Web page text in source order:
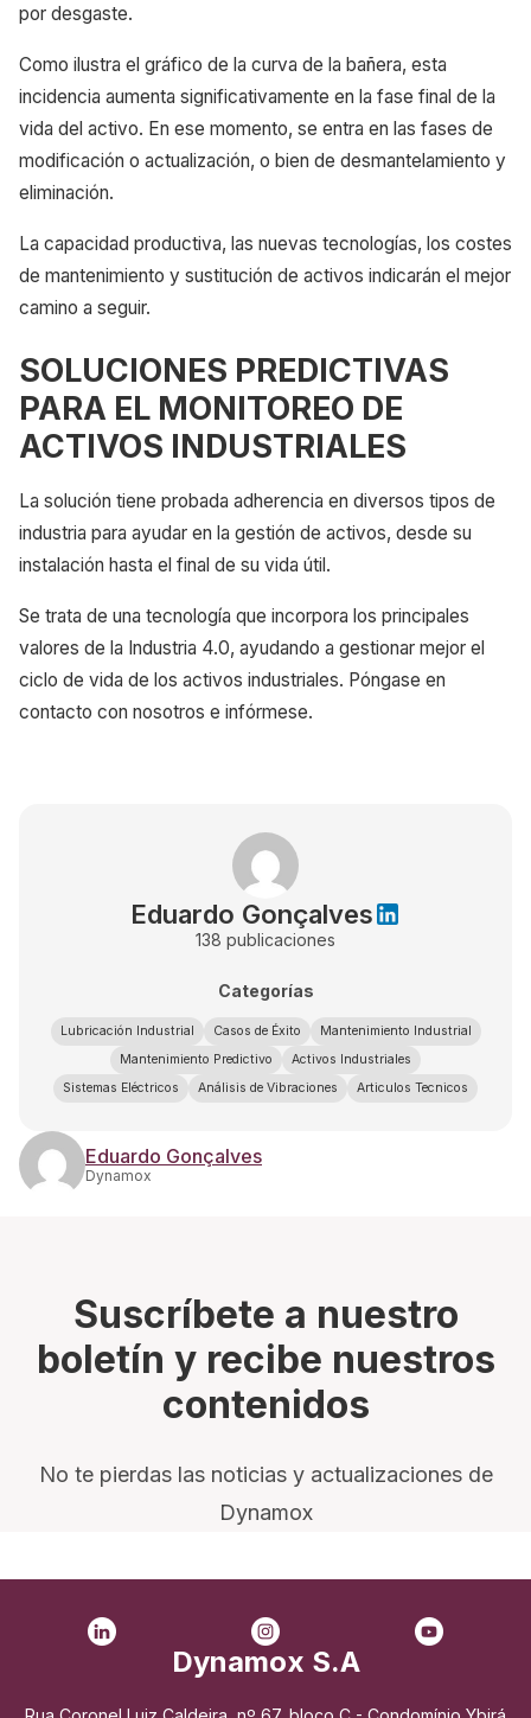
por desgaste.
Como ilustra el gráfico de la curva de la bañera, esta
incidencia aumenta significativamente en la fase final de la
vida del activo. En ese momento, se entra en las fases de
modificación o actualización, o bien de desmantelamiento y
eliminación.
La capacidad productiva, las nuevas tecnologías, los costes
de mantenimiento y sustitución de activos indicarán el mejor
camino a seguir.
SOLUCIONES PREDICTIVAS
PARA EL MONITOREO DE
ACTIVOS INDUSTRIALES
La solución tiene probada adherencia en diversos tipos de
industria para ayudar en la gestión de activos, desde su
instalación hasta el final de su vida útil.
Se trata de una tecnología que incorpora los principales
valores de la Industria 4.0, ayudando a gestionar mejor el
ciclo de vida de los activos industriales. Póngase en
contacto con nosotros e infórmese.
Eduardo Gonçalves
138 publicaciones
Categorías
Lubricación Industrial Casos de Éxito
Mantenimiento Industrial
Mantenimiento Predictivo
Activos Industriales
Sistemas Eléctricos
Análisis de Vibraciones Articulos Tecnicos
Eduardo Gonçalves
Dynamox
Suscríbete a nuestro
boletín y recibe nuestros
contenidos
No te pierdas las noticias y actualizaciones de
Dynamox
Dynamox S.A